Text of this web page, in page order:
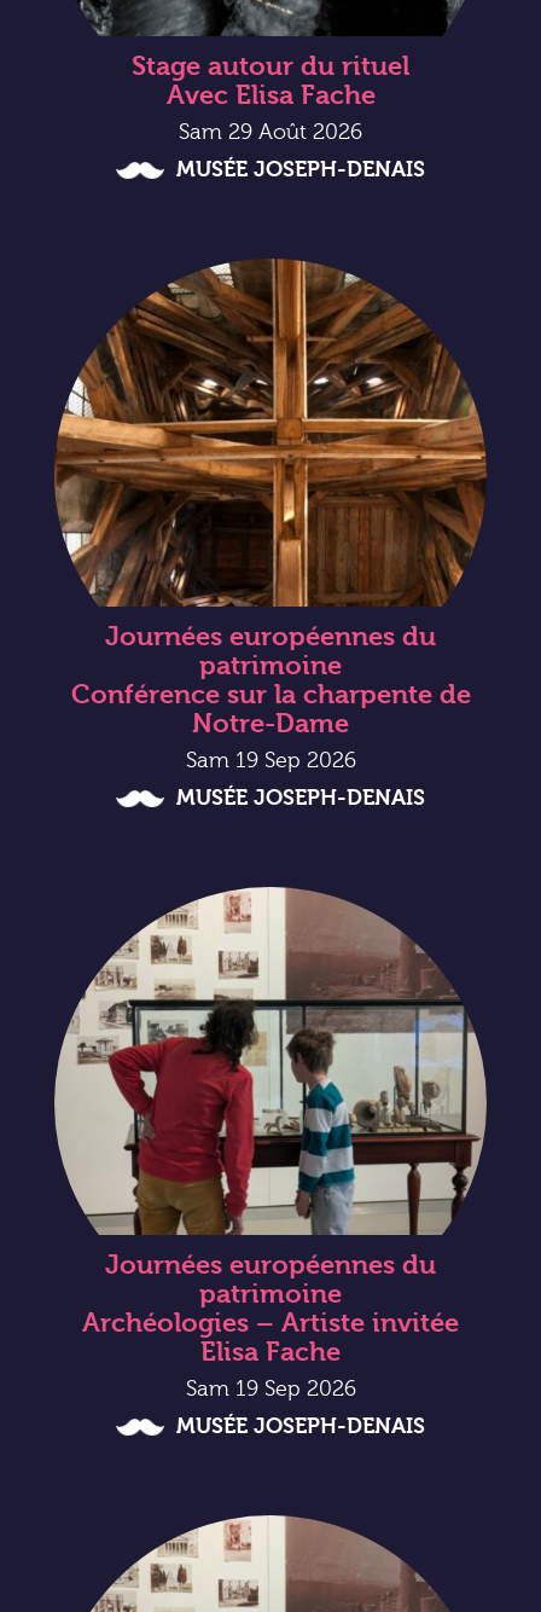
Stage autour du rituel
Avec Elisa Fache
Sam 29 Août 2026
MUSÉE JOSEPH-DENAIS
Journées européennes du
patrimoine
Conférence sur la charpente de
Notre-Dame
Sam 19 Sep 2026
MUSÉE JOSEPH-DENAIS
Journées européennes du
patrimoine
Archéologies – Artiste invitée
Elisa Fache
Sam 19 Sep 2026
MUSÉE JOSEPH-DENAIS